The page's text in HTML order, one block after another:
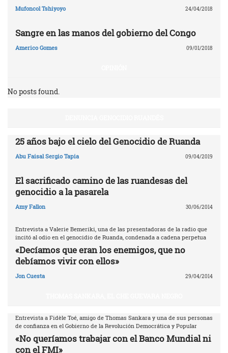
Mufoncol Tshiyoyo 24/04/2018
Sangre en las manos del gobierno del Congo
Americo Gomes 09/01/2018
No posts found.
25 años bajo el cielo del Genocidio de Ruanda
Abu Faisal Sergio Tapia 09/04/2019
El sacrificado camino de las ruandesas del
genocidio a la pasarela
Amy Fallon 30/06/2014
Entrevista a Valerie Bemeriki, una de las presentadoras de la radio que
incitó al odio en el genocidio de Ruanda, condenada a cadena perpetua
«Decíamos que eran los enemigos, que no
debíamos vivir con ellos»
Jon Cuesta 29/04/2014
Entrevista a Fidèle Toé, amigo de Thomas Sankara y una de sus personas
de confianza en el Gobierno de la Revolución Democrática y Popular
«No queríamos trabajar con el Banco Mundial ni
con el FMI»